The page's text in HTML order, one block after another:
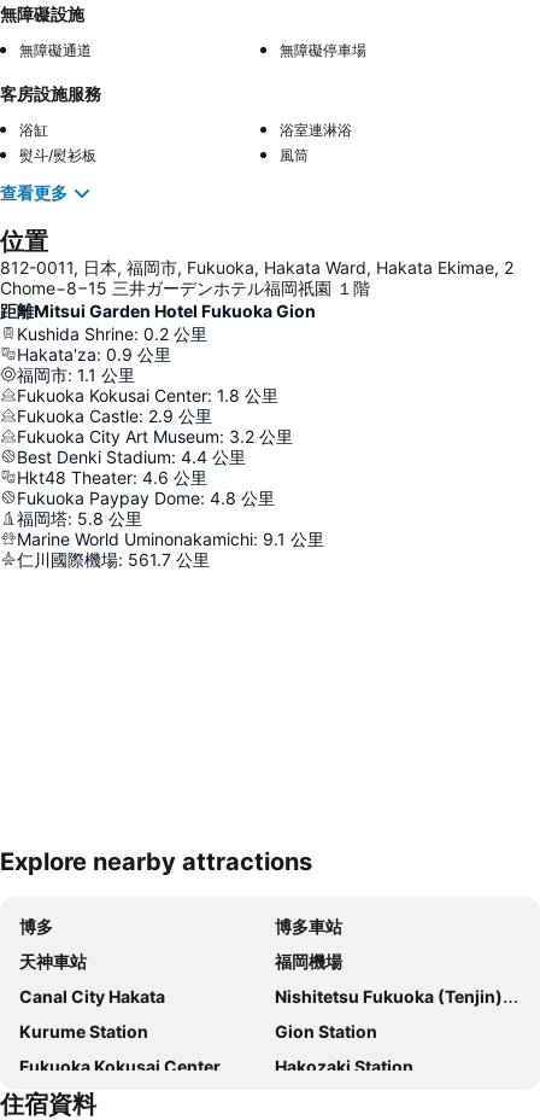
無障礙設施
無障礙通道 無障礙停車場
客房設施服務
浴缸
浴室連淋浴
熨斗/熨衫板
風筒
查看更多
位置
812-0011, 日本, 福岡市, Fukuoka, Hakata Ward, Hakata Ekimae, 2
Chome−8−15 三井ガーデンホテル福岡祇園 １階
距離Mitsui Garden Hotel Fukuoka Gion
Kushida Shrine: 0.2 公里
Hakata'za: 0.9 公里
福岡市: 1.1 公里
Fukuoka Kokusai Center: 1.8 公里
Fukuoka Castle: 2.9 公里
Fukuoka City Art Museum: 3.2 公里
Best Denki Stadium: 4.4 公里
Hkt48 Theater: 4.6 公里
Fukuoka Paypay Dome: 4.8 公里
福岡塔: 5.8 公里
Marine World Uminonakamichi: 9.1 公里
仁川國際機場: 561.7 公里
展開地圖
Explore nearby attractions
博多
博多車站
天神車站
福岡機場
Canal City Hakata
Nishitetsu Fukuoka (Tenjin) Station
Kurume Station
Gion Station
Fukuoka Kokusai Center
Hakozaki Station
Saga Station
住宿資料